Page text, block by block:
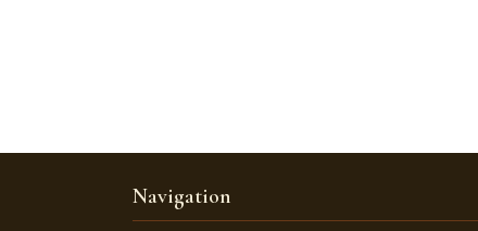
Navigation